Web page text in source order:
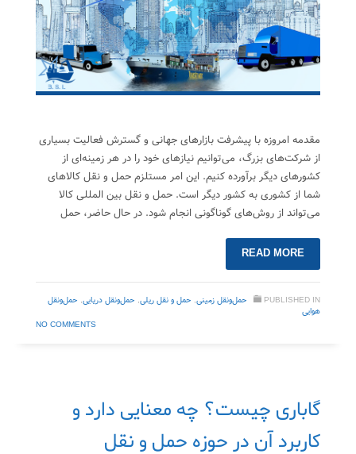
مقدمه امروزه با پیشرفت بازارهای جهانی و گسترش فعالیت‌ بسیاری
از شرکت‌های بزرگ، می‌توانیم نیازهای خود را در هر زمینه‌ای از
کشورهای دیگر برآورده کنیم. این امر مستلزم حمل ‌و نقل کالاهای
شما از کشوری به کشور دیگر است. حمل و نقل بین المللی کالا
می‌تواند از روش‌های گوناگونی انجام شود. در حال حاضر، حمل
READ MORE
PUBLISHED IN حمل‌ونقل زمینی, حمل‌ و نقل ریلی, حمل‌ونقل دریایی, حمل‌ونقل
هوایی
NO COMMENTS
گاباری چیست؟ چه معنایی دارد و
کاربرد آن در حوزه حمل و نقل